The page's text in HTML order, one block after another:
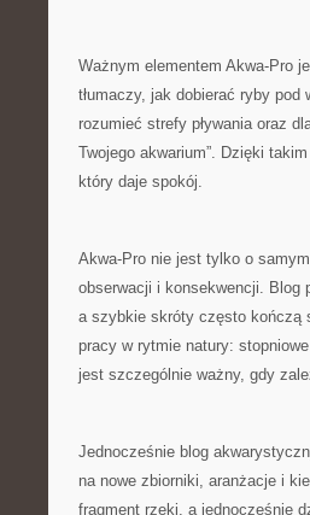
Ważnym elementem Akwa-Pro
tłumaczy, jak dobierać ryby
rozumieć strefy pływania oraz
Twojego akwarium”. Dzięki
który daje spokój.
Akwa-Pro nie jest tylko o
obserwacji i konsekwencji. Blog
a szybkie skróty często kończą
pracy w rytmie natury:
jest szczególnie ważny, gdy
Jednocześnie blog
na nowe zbiorniki, aranżacje i
fragment rzeki, a jednocześnie